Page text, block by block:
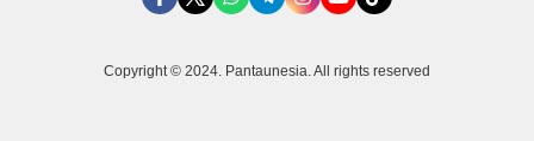
Copyright © 2024. Pantaunesia. All rights reserved